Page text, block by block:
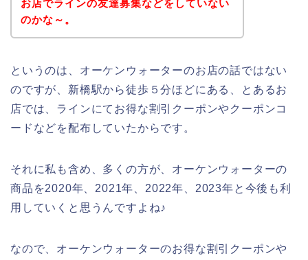
お店でラインの友達募集などをしていない
のかな～。
というのは、オーケンウォーターのお店の話ではない
のですが、新橋駅から徒歩５分ほどにある、とあるお
店では、ラインにてお得な割引クーポンやクーポンコ
ードなどを配布していたからです。
それに私も含め、多くの方が、オーケンウォーターの
商品を2020年、2021年、2022年、2023年と今後も利
用していくと思うんですよね♪
なので、オーケンウォーターのお得な割引クーポンや